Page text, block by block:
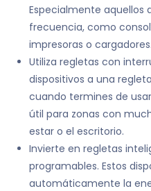
Especialmente aquellos
frecuencia, como
impresoras o cargadores.
Utiliza regletas con
dispositivos a una
cuando termines de
útil para zonas con
estar o el escritorio.
Invierte en regletas
programables. Estos
automáticamente la